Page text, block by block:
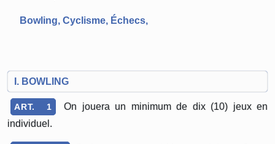
Bowling, Cyclisme, Échecs,
I. BOWLING
ART. 1
On jouera un minimum de dix (10) jeux en
individuel.